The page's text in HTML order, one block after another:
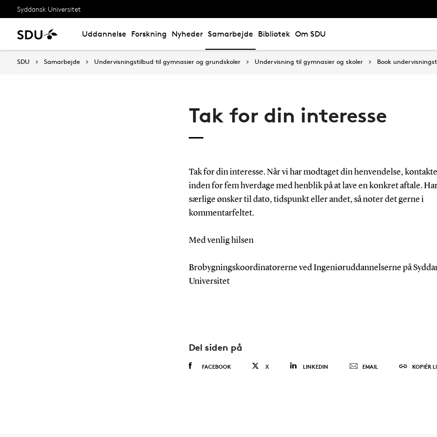
Syddansk Universitet
Uddannelse Forskning Nyheder Samarbejde Bibliotek Om SDU
SDU Samarbejde Undervisningstilbud til gymnasier og grundskoler Undervisning til gymnasier og skoler Book
Tak for din interesse
Tak for din interesse. Når vi har modtaget din henvendelse,
inden for fem hverdage med henblik på at lave en konkret aftale.
særlige ønsker til dato, tidspunkt eller andet, så noter det gerne i
kommentarfeltet.
Med venlig hilsen
Brobygningskoordinatorerne ved Ingeniøruddannelserne på
Universitet
Del siden på
FACEBOOK X LINKEDIN EMAIL KOPIÉR